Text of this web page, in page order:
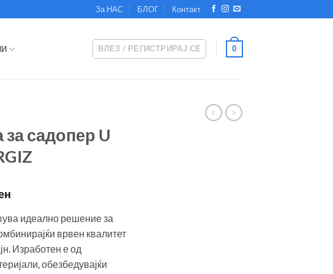
За НАС БЛОГ Контакт
ВЛЕЗ / РЕГИСТРИРАЈ СЕ 0
за садопер U
идеално решение за
врвен квалитет
Изработен е од
обезбедувајќи